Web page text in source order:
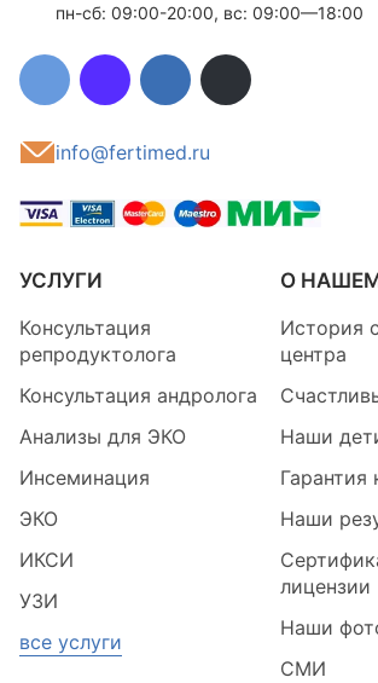
пн-сб: 09:00-20:00, вс: 09:00—18:00
info@fertimed.ru
УСЛУГИ
Консультация
репродуктолога
Консультация андролога
Анализы для ЭКО
Инсеминация
ЭКО
ИКСИ
УЗИ
все услуги
О
История
центра
Наши
Гарантия
Наши
лицензии
Наши
СМИ